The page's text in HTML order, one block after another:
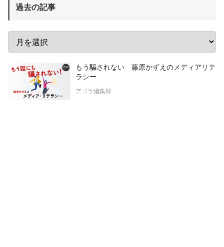
過去の記事
もう騙されない 藤原かずえのメディアリテ
ラシー
アゴラ編集部